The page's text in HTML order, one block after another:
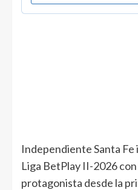
Independiente Santa Fe
Liga BetPlay II-2026
protagonista desde la